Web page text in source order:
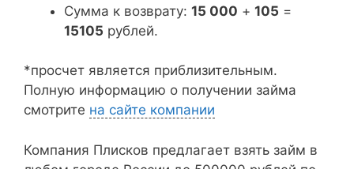
Сумма к возврату: 15 000 + 105 =
15105 рублей.
*просчет является приблизительным.
Полную информацию о получении займа
смотрите на сайте компании
Компания Плисков предлагает взять займ в